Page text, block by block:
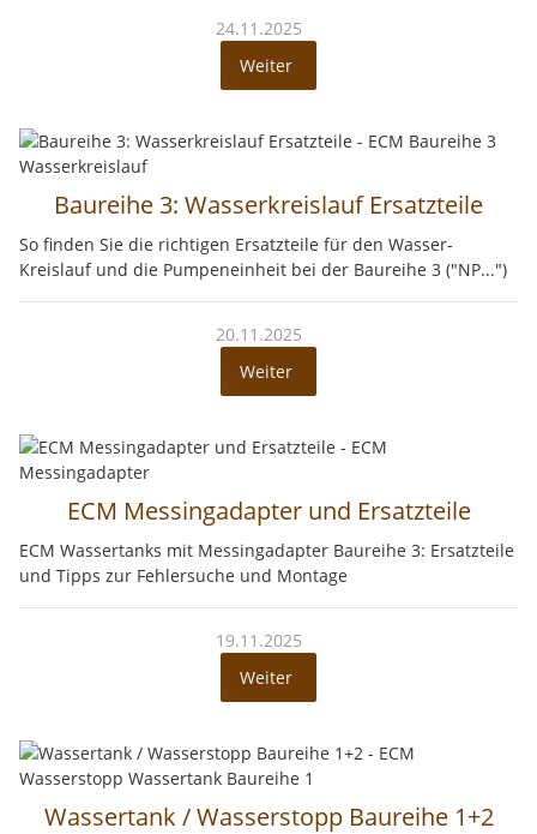
24.11.2025
Weiter
Baureihe 3: Wasserkreislauf Ersatzteile
So finden Sie die richtigen Ersatzteile für den Wasser-
Kreislauf und die Pumpeneinheit bei der Baureihe 3 ("NP...")
20.11.2025
Weiter
ECM Messingadapter und Ersatzteile
ECM Wassertanks mit Messingadapter Baureihe 3: Ersatzteile
und Tipps zur Fehlersuche und Montage
19.11.2025
Weiter
Wassertank / Wasserstopp Baureihe 1+2